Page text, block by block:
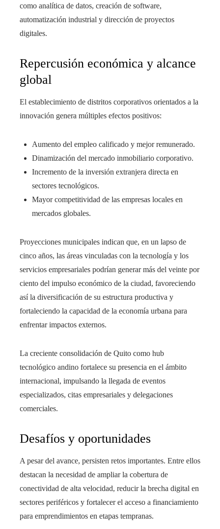
como analítica de datos, creación de software,
automatización industrial y dirección de proyectos
digitales.
Repercusión económica y alcance
global
El establecimiento de distritos corporativos orientados a la
innovación genera múltiples efectos positivos:
Aumento del empleo calificado y mejor remunerado.
Dinamización del mercado inmobiliario corporativo.
Incremento de la inversión extranjera directa en
sectores tecnológicos.
Mayor competitividad de las empresas locales en
mercados globales.
Proyecciones municipales indican que, en un lapso de
cinco años, las áreas vinculadas con la tecnología y los
servicios empresariales podrían generar más del veinte por
ciento del impulso económico de la ciudad, favoreciendo
así la diversificación de su estructura productiva y
fortaleciendo la capacidad de la economía urbana para
enfrentar impactos externos.
La creciente consolidación de Quito como hub
tecnológico andino fortalece su presencia en el ámbito
internacional, impulsando la llegada de eventos
especializados, citas empresariales y delegaciones
comerciales.
Desafíos y oportunidades
A pesar del avance, persisten retos importantes. Entre ellos
destacan la necesidad de ampliar la cobertura de
conectividad de alta velocidad, reducir la brecha digital en
sectores periféricos y fortalecer el acceso a financiamiento
para emprendimientos en etapas tempranas.